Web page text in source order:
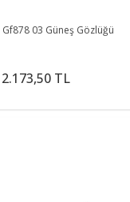
Gf878 03 Güneş Gözlüğü
2.173,50 TL